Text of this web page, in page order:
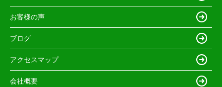
お客様の声
ブログ
アクセスマップ
会社概要